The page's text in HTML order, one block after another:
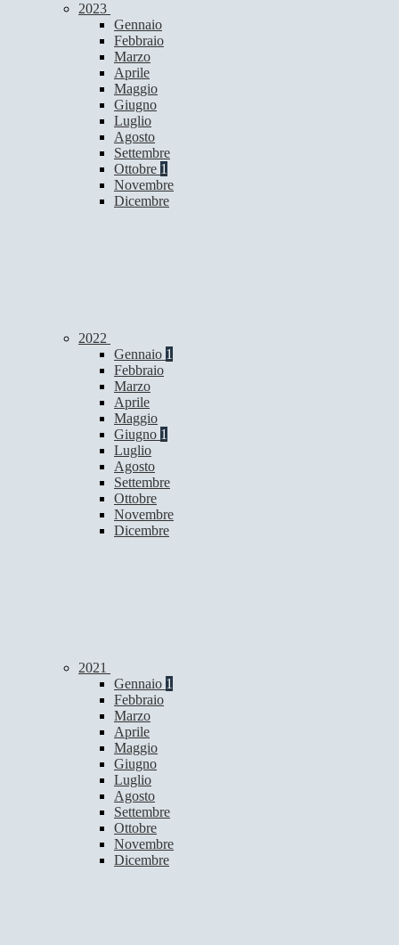
2023
Gennaio
Febbraio
Marzo
Aprile
Maggio
Giugno
Luglio
Agosto
Settembre
Ottobre 1
Novembre
Dicembre
2022
Gennaio 1
Febbraio
Marzo
Aprile
Maggio
Giugno 1
Luglio
Agosto
Settembre
Ottobre
Novembre
Dicembre
2021
Gennaio 1
Febbraio
Marzo
Aprile
Maggio
Giugno
Luglio
Agosto
Settembre
Ottobre
Novembre
Dicembre